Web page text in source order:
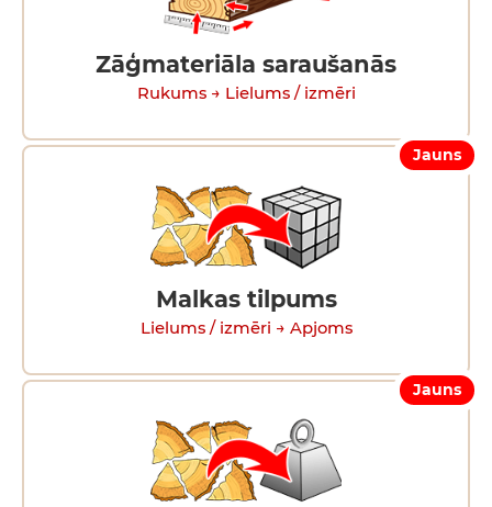
Zāģmateriāla saraušanās
Rukums → Lielums / izmēri
Jauns
Malkas tilpums
Lielums / izmēri → Apjoms
Jauns